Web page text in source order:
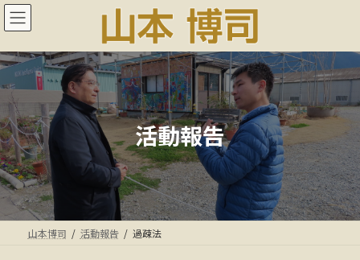
コ
ン
ン
ツ
へ
ス
キ
ッ
プ
ナ
ビ
ー
シ
ョ
ン
に
移
動
活動報告
山本博司 活動報告 過疎法